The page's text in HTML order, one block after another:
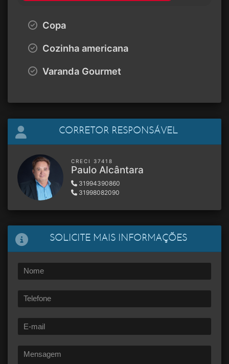
Copa
Cozinha americana
Varanda Gourmet
CORRETOR RESPONSÁVEL
CRECI 37418
Paulo Alcântara
31994390860
31998082090
SOLICITE MAIS INFORMAÇÕES